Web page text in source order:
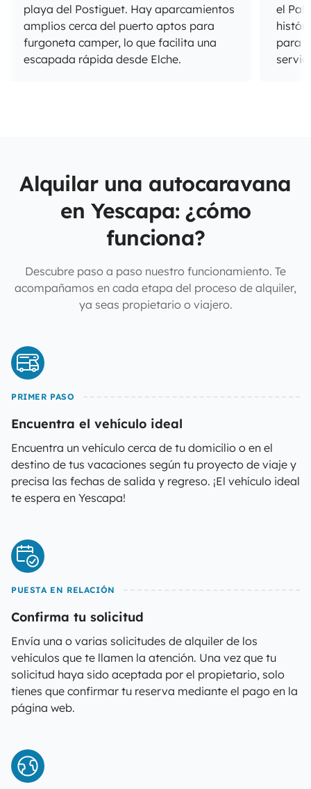
playa del Postiguet. Hay aparcamientos
amplios cerca del puerto aptos para
furgoneta camper, lo que facilita una
escapada rápida desde Elche.
el
para
Alquilar una autocaravana
en Yescapa: ¿cómo
funciona?
Descubre paso a paso nuestro funcionamiento. Te
acompañamos en cada etapa del proceso de alquiler,
ya seas propietario o viajero.
PRIMER PASO
Encuentra el vehículo ideal
Encuentra un vehículo cerca de tu domicilio o en el
destino de tus vacaciones según tu proyecto de viaje y
precisa las fechas de salida y regreso. ¡El vehículo ideal
te espera en Yescapa!
PUESTA EN RELACIÓN
Confirma tu solicitud
Envía una o varias solicitudes de alquiler de los
vehículos que te llamen la atención. Una vez que tu
solicitud haya sido aceptada por el propietario, solo
tienes que confirmar tu reserva mediante el pago en la
página web.